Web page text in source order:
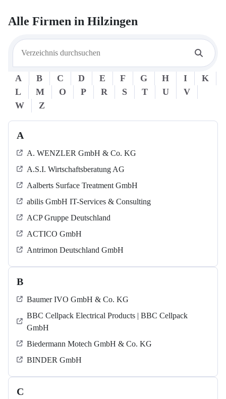
Alle Firmen in Hilzingen
A B C D E F G H I
K
L
M O P R S T U
V
W
Z
A
A. WENZLER GmbH & Co. KG
A.S.I. Wirtschaftsberatung AG
Aalberts Surface Treatment GmbH
abilis GmbH IT-Services & Consulting
ACP Gruppe Deutschland
ACTICO GmbH
Antrimon Deutschland GmbH
B
Baumer IVO GmbH & Co. KG
BBC Cellpack Electrical Products | BBC Cellpack
GmbH
Biedermann Motech GmbH & Co. KG
BINDER GmbH
C